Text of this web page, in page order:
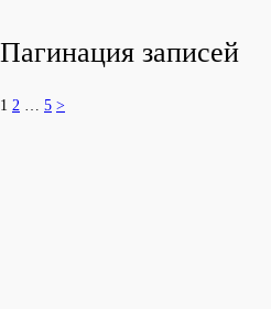
Пагинация записей
1 2 5 >